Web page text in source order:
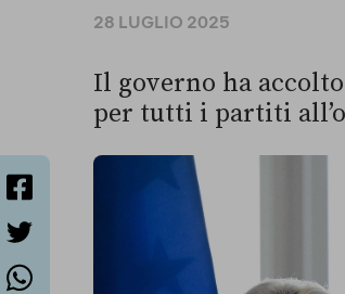
28 LUGLIO 2025
Il governo ha
per tutti i partiti